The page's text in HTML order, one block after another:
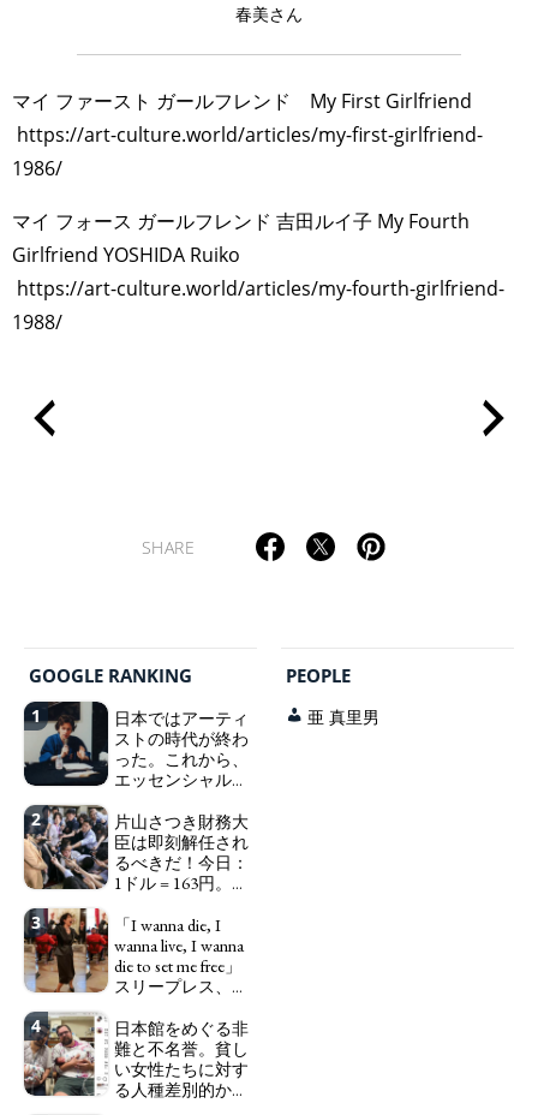
TAGS PEOPLE
春美さん
マイ ファースト ガールフレンド My First Girlfriend
https://art-culture.world/articles/my-first-girlfriend-
1986/
マイ フォース ガールフレンド 吉田ルイ子 My Fourth
Girlfriend YOSHIDA Ruiko
https://art-culture.world/articles/my-fourth-girlfriend-
1988/
SHARE
GOOGLE RANKING
1
日本ではアーティ
ストの時代が終わ
った。これから、
エッセンシャルワ
ワーカー、ソーシ
ャルワーカーと同
じ、アートワーカ
ーになる。We have
word "artist" into the
word "Art Worker"
(similar to "Essential
Worker", "Sex Worker" or
2
片山さつき財務大
臣は即刻解任され
るべきだ！今日：
1ドル = 163円。に
自分の円を吸って
いる。高市早苗首
相「円安で外為特
会ホクホク」 為
Finance Minister
KATAYAMA Satsuki
should be fired
immediately! Today: 1
3
「I wanna die, I
wanna live, I wanna
die to set me free」
スリープレス、セ
で、自己憐憫に浸
る日本人女性サナ
エ：道標としての
破壊。"I wanna die, I
4
日本館をめぐる非
難と不名誉。貧し
い女性たちに対す
る人種差別的かつ
PEOPLE
亜 真里男